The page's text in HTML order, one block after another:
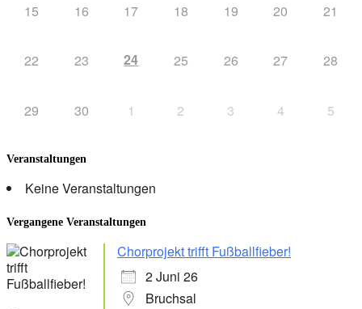
15 16 17 18 19 20 21
22 23 24 25 26 27 28
29 30 1 2 3 4 5
Veranstaltungen
Keine Veranstaltungen
Vergangene Veranstaltungen
Chorprojekt trifft Fußballfieber!
2 Juni 26
Bruchsal